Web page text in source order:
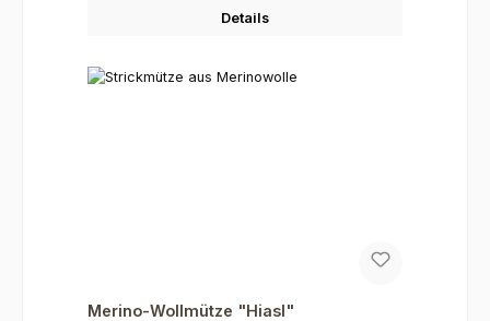
Details
Merino-Wollmütze "Hiasl"